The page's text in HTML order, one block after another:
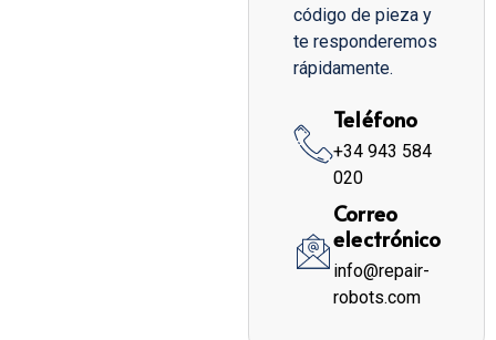
código de pieza y
te responderemos
rápidamente.
Teléfono
+34 943 584
020
Correo
electrónico
info@repair-
robots.com